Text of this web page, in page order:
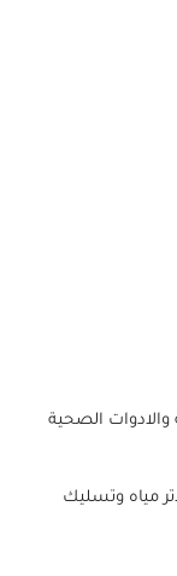
الصحية
مياه وتسليك